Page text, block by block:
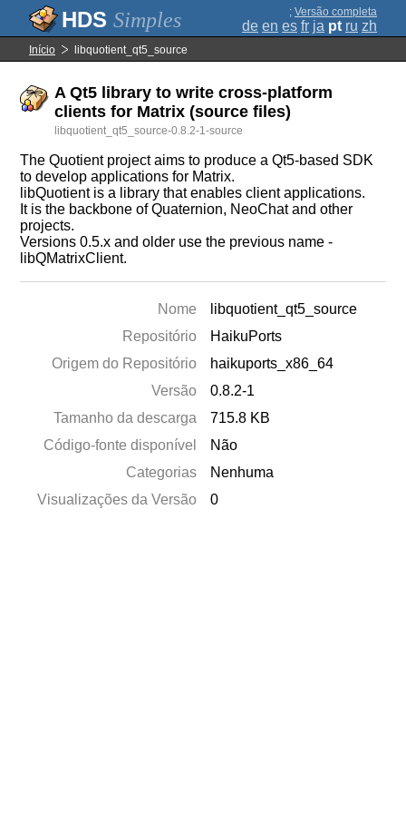
Simples ; Versão completa
de en es fr ja pt ru zh
Início libquotient_qt5_source
A Qt5 library to write cross-platform
clients for Matrix (source files)
libquotient_qt5_source-0.8.2-1-source
The Quotient project aims to produce a Qt5-based SDK
to develop applications for Matrix.
libQuotient is a library that enables client applications.
It is the backbone of Quaternion, NeoChat and other
projects.
Versions 0.5.x and older use the previous name -
libQMatrixClient.
Nome
libquotient_qt5_source
Repositório
HaikuPorts
Origem do Repositório
haikuports_x86_64
Versão
0.8.2-1
Tamanho da descarga
715.8 KB
Código-fonte disponível
Não
Categorias
Nenhuma
Visualizações da Versão
0